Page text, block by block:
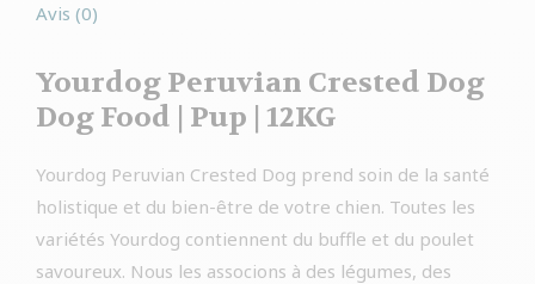
Avis (0)
Yourdog Peruvian Crested Dog
Dog Food | Pup | 12KG
Yourdog Peruvian Crested Dog prend soin de la santé
holistique et du bien-être de votre chien. Toutes les
variétés Yourdog contiennent du buffle et du poulet
savoureux. Nous les associons à des légumes, des